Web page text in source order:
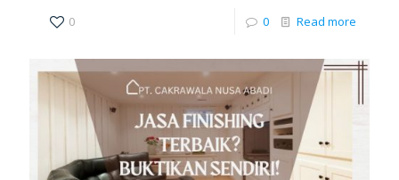
0 0 Read more